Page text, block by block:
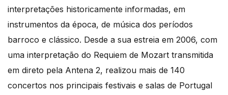
interpretações historicamente informadas, em
instrumentos da época, de música dos períodos
barroco e clássico. Desde a sua estreia em 2006, com
uma interpretação do Requiem de Mozart transmitida
em direto pela Antena 2, realizou mais de 140
concertos nos principais festivais e salas de Portugal